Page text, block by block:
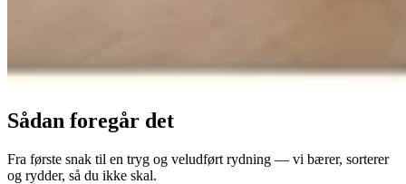
Sådan foregår det
Fra første snak til en tryg og veludført rydning — vi bærer, sorterer
og rydder, så du ikke skal.